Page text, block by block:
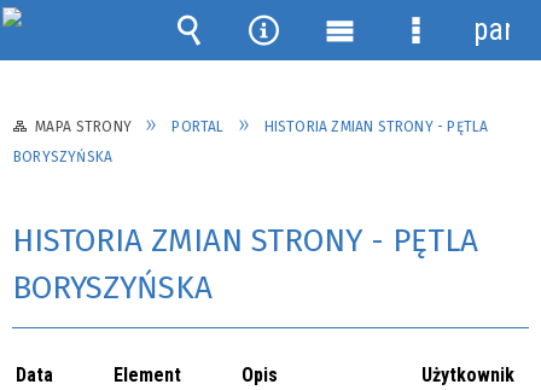
MAPA STRONY PORTAL
HISTORIA ZMIAN STRONY - PĘTLA
BORYSZYŃSKA
HISTORIA ZMIAN STRONY - PĘTLA
BORYSZYŃSKA
Data
Element Opis Użytkownik
Wyszukiwarka
Narzędzia
Menu Menu
panel